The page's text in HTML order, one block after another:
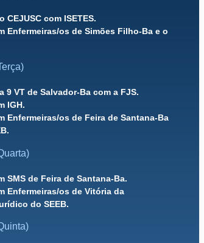
CEJUSC com ISETES.
Enfermeiras/os de Simões Filho-Ba e o
9 VT de Salvador-Ba com a FJS.
IGH.
Enfermeiras/os de Feira de Santana-Ba
SMS de Feira de Santana-Ba.
Enfermeiras/os de Vitória da
do SEEB.